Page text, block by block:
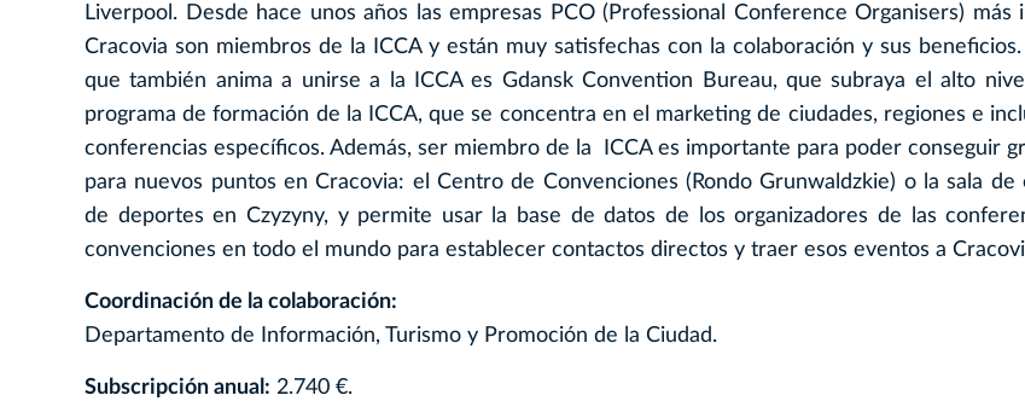
Liverpool. Desde hace unos años las empresas PCO (Professional Conference Organisers) más
Cracovia son miembros de la ICCA y están muy satisfechas con la colaboración y sus
que también anima a unirse a la ICCA es Gdansk Convention Bureau, que subraya el alto
programa de formación de la ICCA, que se concentra en el marketing de ciudades, regiones e
conferencias específicos. Además, ser miembro de la ICCA es importante para poder conseguir
para nuevos puntos en Cracovia: el Centro de Convenciones (Rondo Grunwaldzkie) o la sala de
de deportes en Czyzyny, y permite usar la base de datos de los organizadores de las
convenciones en todo el mundo para establecer contactos directos y traer esos eventos a
Coordinación de la colaboración:
Departamento de Información, Turismo y Promoción de la Ciudad.
Subscripción anual: 2.740 €.